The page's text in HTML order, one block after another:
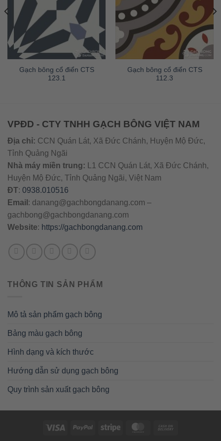
Gạch bông cổ điển CTS
123.1
Gạch bông cổ điển CTS
112.3
VPĐD - CTY TNHH GẠCH BÔNG VIỆT NAM
Địa chỉ: CCN Quán Lát, Xã Đức Chánh, Huyện Mộ Đức,
Tỉnh Quảng Ngãi
Nhà máy miền trung: L1 CCN Quán Lát, Xã Đức Chánh,
Huyện Mộ Đức, Tỉnh Quảng Ngãi, Việt Nam
ĐT: 0938.010516
Email : danang@gachbongdanang.com –
gachbong@gachbongdanang.com
Website: https://gachbongdanang.com
THÔNG TIN SẢN PHẨM
Mô tả sản phẩm gạch bông
Bảng màu gạch bông
Hình dạng và kích thước
Hướng dẫn sử dụng gạch bông
Quy trình sản xuất gạch bông